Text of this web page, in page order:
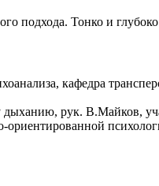
подхода. Тонко и
кафедра
рук. В.Майков,